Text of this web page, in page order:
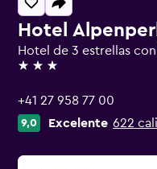
Hotel
Hotel de 3 estrellas
3 estrellas
+41 27 958 77 00
9,0 Excelente 622